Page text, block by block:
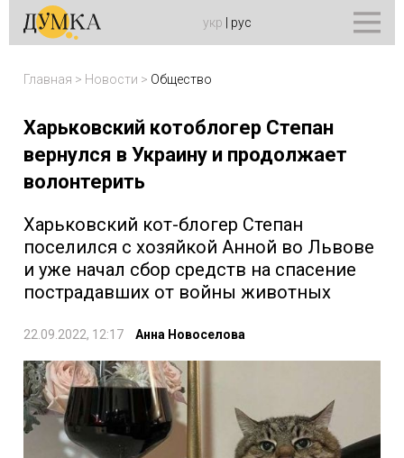
укр рус
Главная > Новости > Общество
Харьковский котоблогер Степан
вернулся в Украину и продолжает
волонтерить
Харьковский кот-блогер Степан
поселился с хозяйкой Анной во Львове
и уже начал сбор средств на спасение
пострадавших от войны животных
22.09.2022, 12:17 Анна Новоселова